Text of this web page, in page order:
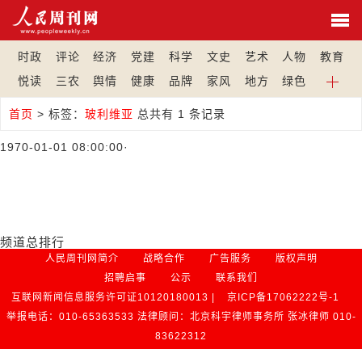
时政 评论 经济 党建 科学 文史 艺术 人物
教育
悦读
三农 舆情 健康 品牌 家风 地方 绿色
首页 > 标签： 玻利维亚 总共有 1 条记录
1970-01-01 08:00:00·
频道总排行
人民周刊网简介 战略合作 广告服务
版权声明
招聘启事
公示
联系我们
互联网新闻信息服务许可证10120180013 |
京ICP备17062222号-1
举报电话：010-65363533 法律顾问：北京科宇律师事务所 张冰律师 010-
83622312